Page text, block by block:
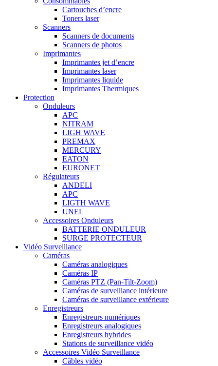
Cartouches d’encre
Toners laser
Scanners
Scanners de documents
Scanners de photos
Imprimantes
Imprimantes jet d’encre
Imprimantes laser
Imprimantes liquide
Imprimantes Thermiques
Protection
Onduleurs
APC
NITRAM
LIGH WAVE
PREMAX
MERCURY
EATON
EURONET
Régulateurs
ANDELI
APC
LIGTH WAVE
UNEL
Accessoires Onduleurs
BATTERIE ONDULEUR
SURGE PROTECTEUR
Vidéo Surveillance
Caméras
Caméras analogiques
Caméras IP
Caméras PTZ (Pan-Tilt-Zoom)
Caméras de surveillance intérieure
Caméras de surveillance extérieure
Enregistreurs
Enregistreurs numériques
Enregistreurs analogiques
Enregistreurs hybrides
Stations de surveillance vidéo
Accessoires Vidéo Surveillance
Câbles vidéo